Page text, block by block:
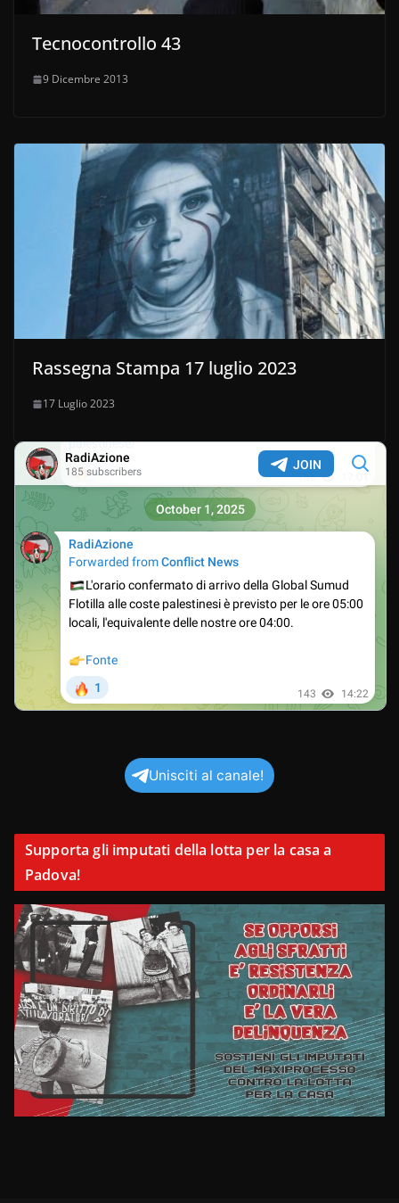
Tecnocontrollo 43
9 Dicembre 2013
Rassegna Stampa 17 luglio 2023
17 Luglio 2023
Unisciti al canale!
Supporta gli imputati della lotta per la casa a
Padova!